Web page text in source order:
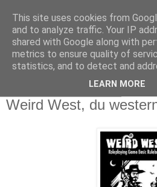
Weird West, du
This site uses cookies from
and to analyze traffic. Your IP
shared with Google along with
metrics to ensure quality of
statistics, and to detect and
LEARN MORE